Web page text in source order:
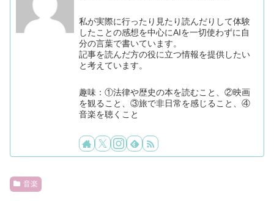
私が実際に行ったり見たり読んだりして体験
したことの感想を中心にAIを一切使わずに自
分の言葉で書いています。
記事を読んだ方の役に立つ情報を提供したい
と考えています。
趣味：①法律や歴史の本を読むこと、②映画
を観ること、③旅で非日常を感じること、④
音楽を聴くこと
音楽